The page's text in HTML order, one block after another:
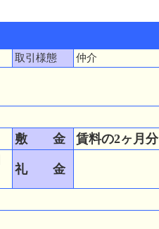
取引様態 仲介
敷 金 賃料の2ヶ月分
礼 金